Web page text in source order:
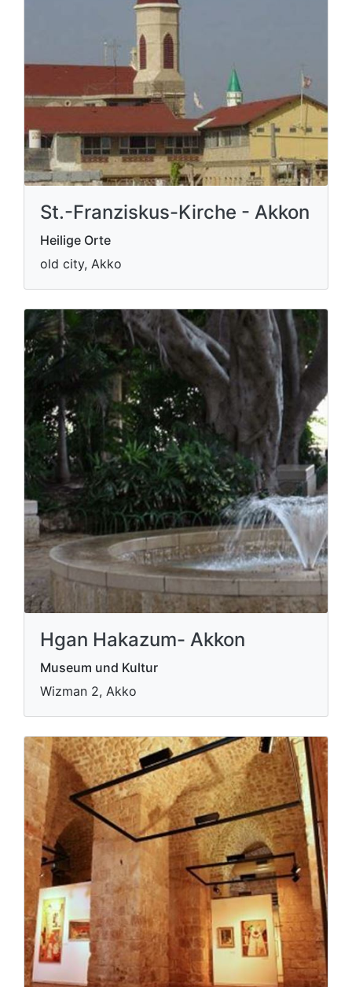
St.-Franziskus-Kirche - Akkon
Heilige Orte
old city, Akko
Hgan Hakazum- Akkon
Museum und Kultur
Wizman 2, Akko